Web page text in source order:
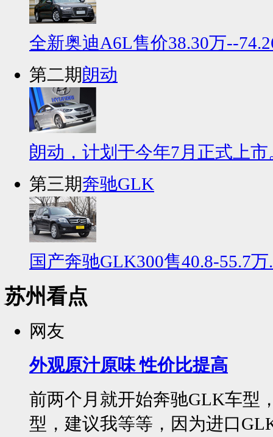
全新奥迪A6L售价38.30万--
第二期朗动
朗动，计划于今年7月正式上
第三期奔驰GLK
国产奔驰GLK300售40.8-55.7
苏州看点
网友
外观原汁原味 性价比提高
前两个月就开始奔驰GLK车型
型，建议我等等，因为进口